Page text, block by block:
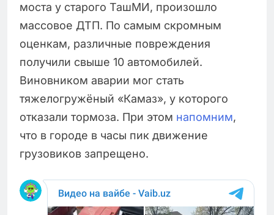
моста у старого ТашМИ, произошло
массовое ДТП. По самым скромным
оценкам, различные повреждения
получили свыше 10 автомобилей.
Виновником аварии мог стать
тяжелогружёный «Камаз», у которого
отказали тормоза. При этом напомним,
что в городе в часы пик движение
грузовиков запрещено.